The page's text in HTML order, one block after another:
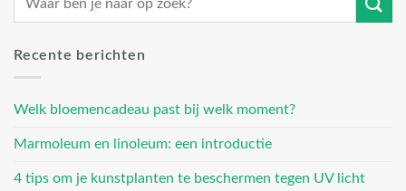
Recente berichten
Welk bloemencadeau past bij welk moment?
Marmoleum en linoleum: een introductie
4 tips om je kunstplanten te beschermen tegen UV licht